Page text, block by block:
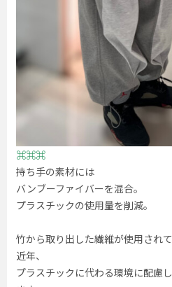
⌘⌘⌘
持ち手の素材には
バンブーファイバーを混合。
プラスチックの使用量を削減。
竹から取り出した繊維が使用され
近年、
プラスチックに代わる環境に配慮